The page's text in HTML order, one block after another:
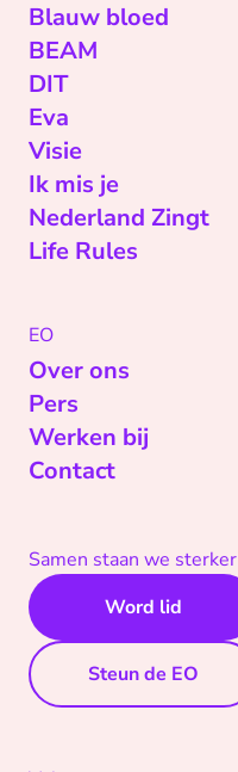
Blauw bloed
BEAM
DIT
Eva
Visie
Ik mis je
Nederland Zingt
Life Rules
EO
Over ons
Pers
Werken bij
Contact
Samen staan we sterker
Word lid
Steun de EO